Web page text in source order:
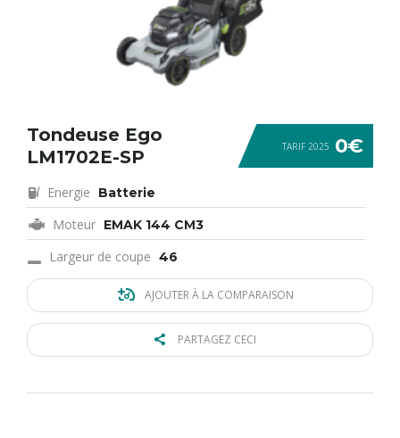
TARIF 2025 0€
Tondeuse Ego
LM1702E-SP
Energie Batterie
Moteur EMAK 144 CM3
Largeur de coupe 46
AJOUTER À LA COMPARAISON
PARTAGEZ CECI